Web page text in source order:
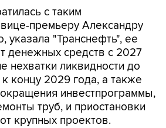
с таким
премьеру Александру
указала "Транснефть", ее
денежных средств с 2027
нехватки ликвидности до
концу 2029 года, а также
инвестпрограммы,
труб, и приостановки
крупных проектов.